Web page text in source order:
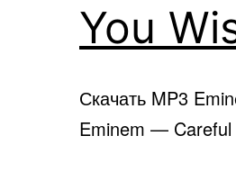
You
Скачать MP3
Eminem — Careful